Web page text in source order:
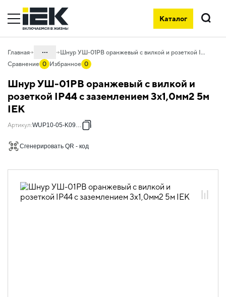
Каталог
Поиск
Главная ...
06. Изделия электроустановочные,
удлинители и силовые разъемы
промышленные IP44, удлинители-
06.03.02.03 Удлинители-шнуры
Шнур УШ-01РВ оранжевый с вилкой и розеткой IP44 с заземлением 3х1,0мм2 5м IEK
Сравнение 0 Избранное 0
Шнур УШ-01РВ оранжевый с вилкой и
розеткой IP44 с заземлением 3х1,0мм2 5м
IEK
Артикул:WUP10-05-K09-44
Сгенерировать QR - код